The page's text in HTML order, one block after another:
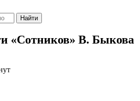
Найти
«Сотников» В. Быкова